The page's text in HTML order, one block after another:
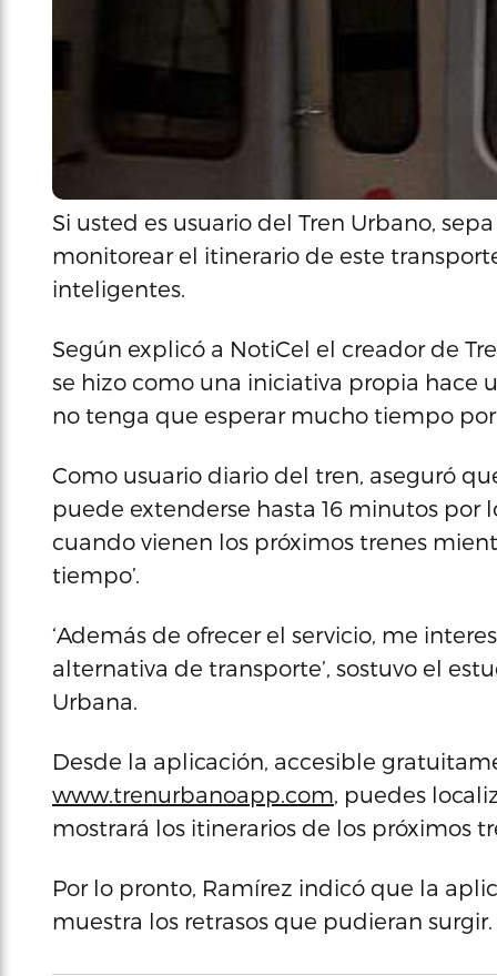
Si usted es usuario del Tren Urbano,
monitorear el itinerario de este
inteligentes.
Según explicó a NotiCel el creador de
se hizo como una iniciativa propia hace
no tenga que esperar mucho tiempo por
Como usuario diario del tren, aseguró
puede extenderse hasta 16 minutos por
cuando vienen los próximos trenes
tiempo’.
‘Además de ofrecer el servicio, me
alternativa de transporte’, sostuvo el
Urbana.
Desde la aplicación, accesible
www.trenurbanoapp.com, puedes
mostrará los itinerarios de los próximos
Por lo pronto, Ramírez indicó que la
muestra los retrasos que pudieran surgir.